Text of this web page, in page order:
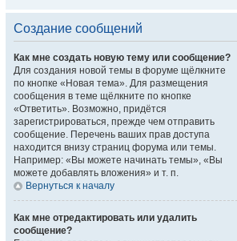
Создание сообщений
Как мне создать новую тему или сообщение?
Для создания новой темы в форуме щёлкните
по кнопке «Новая тема». Для размещения
сообщения в теме щёлкните по кнопке
«Ответить». Возможно, придётся
зарегистрироваться, прежде чем отправить
сообщение. Перечень ваших прав доступа
находится внизу страниц форума или темы.
Например: «Вы можете начинать темы», «Вы
можете добавлять вложения» и т. п.
Вернуться к началу
Как мне отредактировать или удалить
сообщение?